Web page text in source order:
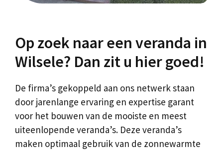
Op zoek naar een veranda in
Wilsele? Dan zit u hier goed!
De firma’s gekoppeld aan ons netwerk staan
door jarenlange ervaring en expertise garant
voor het bouwen van de mooiste en meest
uiteenlopende veranda’s. Deze veranda’s
maken optimaal gebruik van de zonnewarmte